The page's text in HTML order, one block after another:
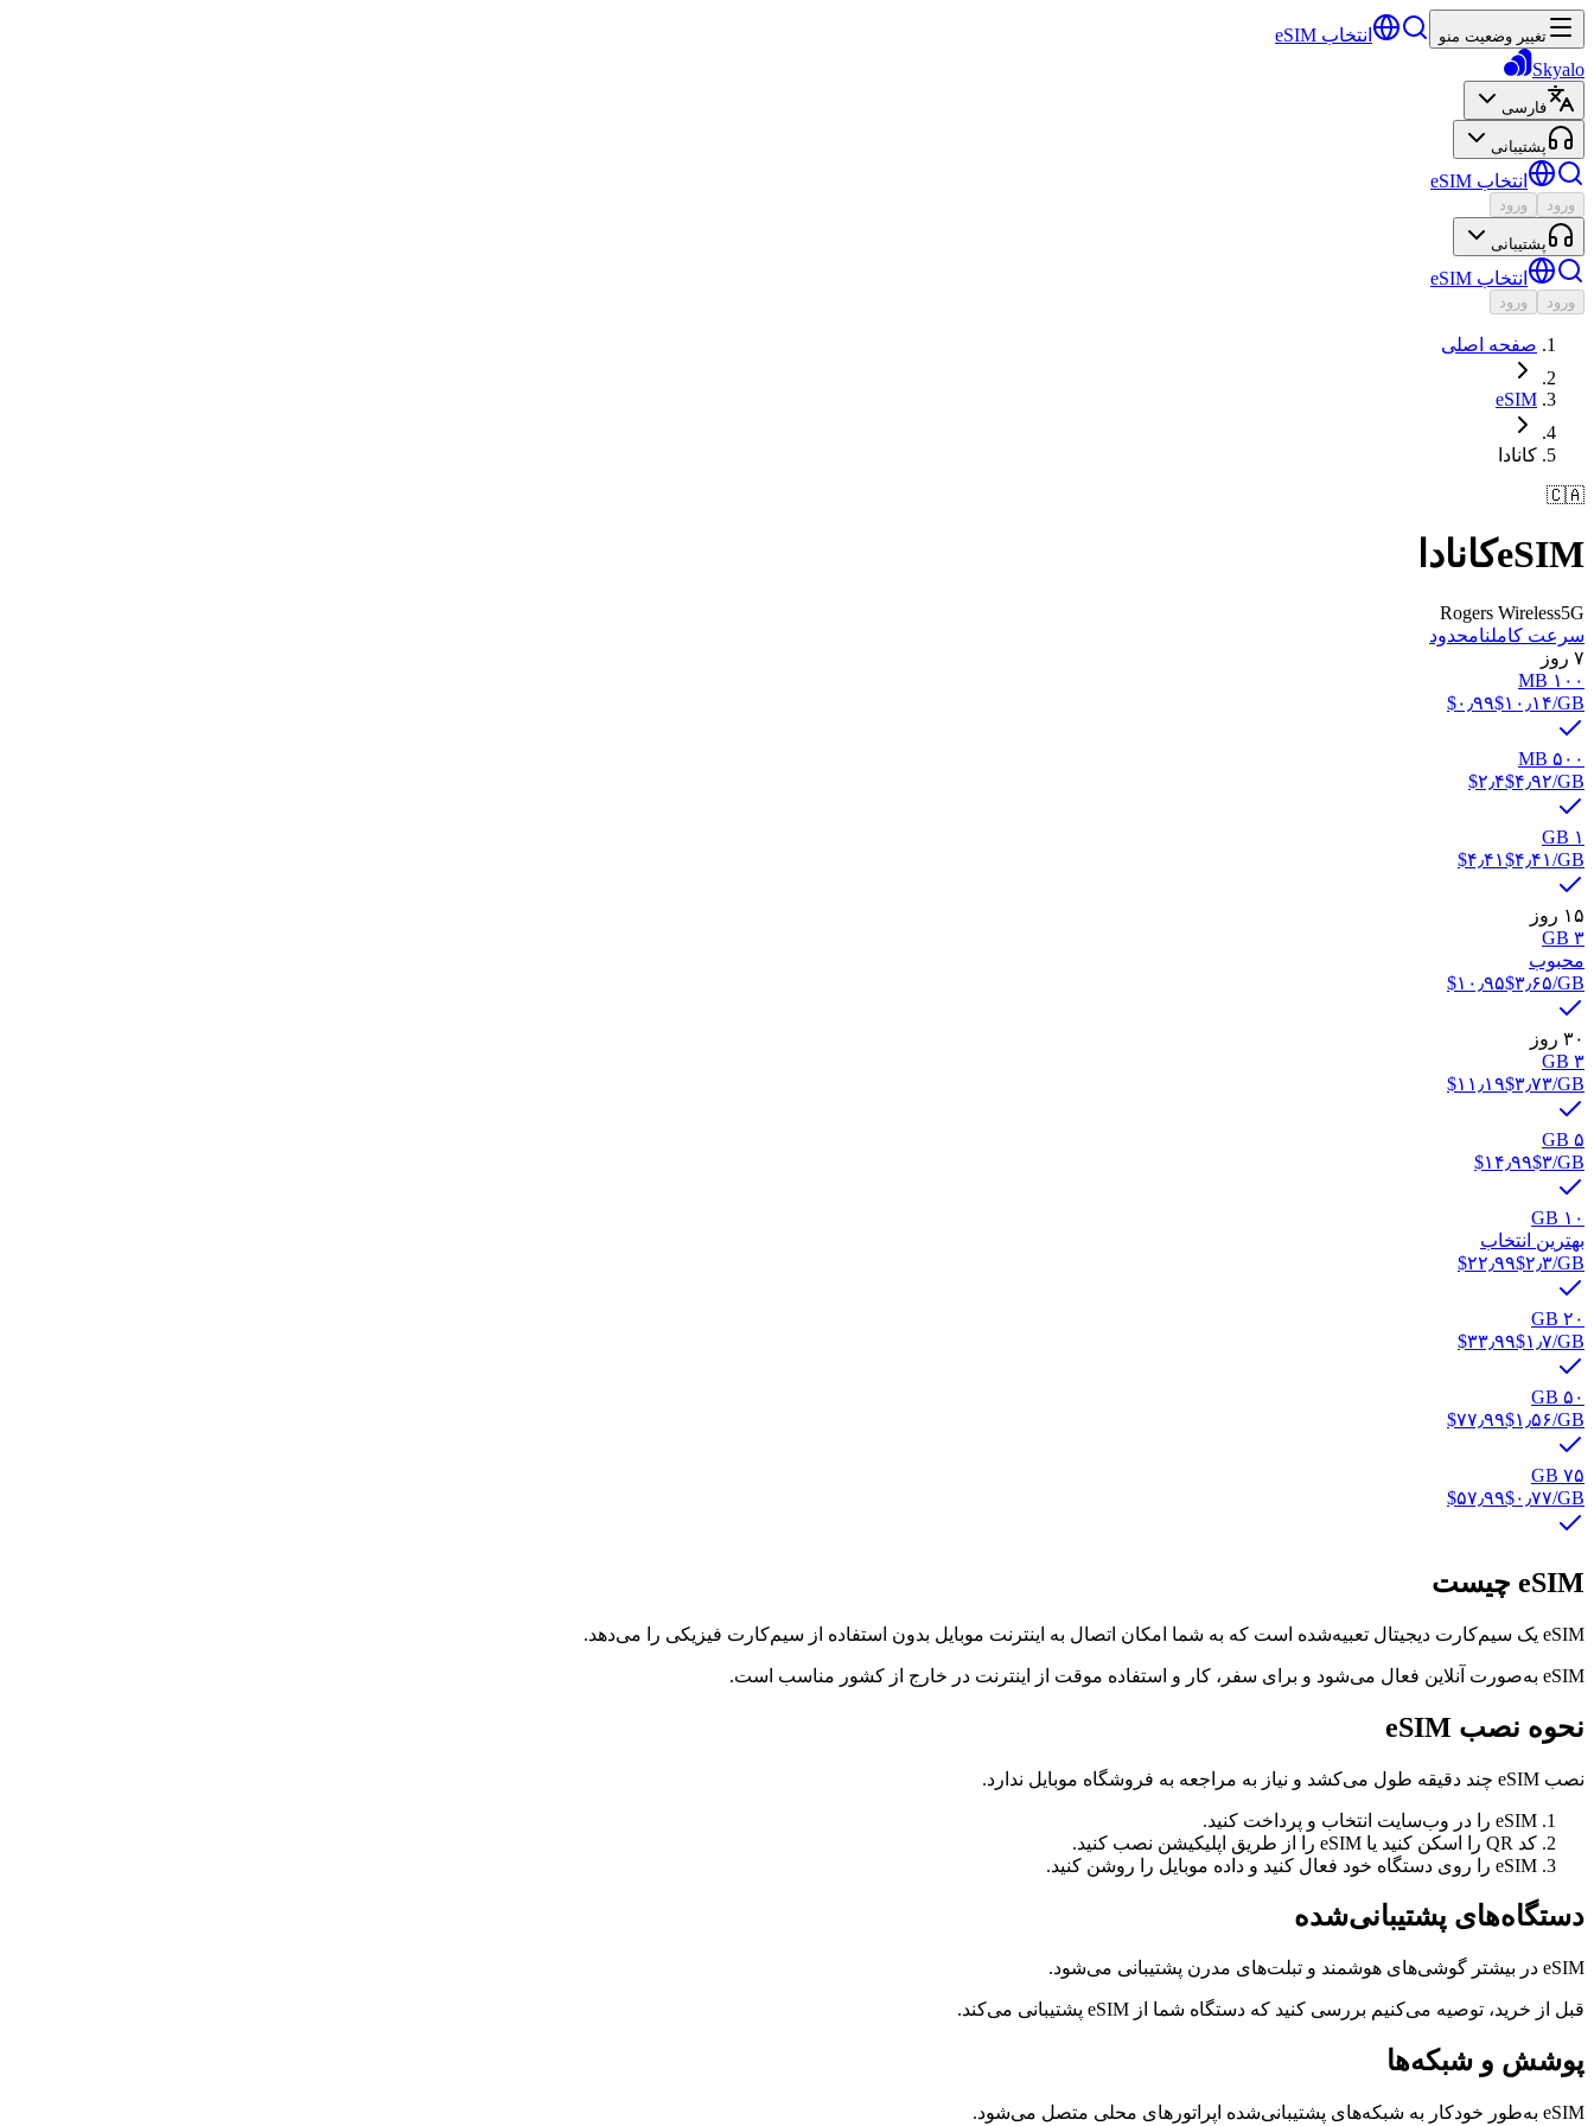
تغییر وضعیت منو
انتخاب eSIM
Skyalo
فارسی
پشتیبانی
انتخاب eSIM
ورود ورود
پشتیبانی
انتخاب eSIM
ورود ورود
صفحه اصلی
eSIM
کانادا
🇨🇦
eSIMکانادا
Rogers Wireless5G
سرعت کاملنامحدود
۷ روز
۱۰۰ MB
‎$۰٫۹۹‎$۱۰٫۱۴/GB
۵۰۰ MB
‎$۲٫۴‎$۴٫۹۲/GB
۱ GB
‎$۴٫۴۱‎$۴٫۴۱/GB
۱۵ روز
۳ GB
محبوب
‎$۱۰٫۹۵‎$۳٫۶۵/GB
۳۰ روز
۳ GB
‎$۱۱٫۱۹‎$۳٫۷۳/GB
۵ GB
‎$۱۴٫۹۹‎$۳/GB
۱۰ GB
بهترین انتخاب
‎$۲۲٫۹۹‎$۲٫۳/GB
۲۰ GB
‎$۳۳٫۹۹‎$۱٫۷/GB
۵۰ GB
‎$۷۷٫۹۹‎$۱٫۵۶/GB
۷۵ GB
‎$۵۷٫۹۹‎$۰٫۷۷/GB
eSIM چیست
eSIM یک سیم‌کارت دیجیتال تعبیه‌شده است که به شما امکان اتصال به اینترنت موبایل بدون استفاده از سیم‌کارت فیزیکی را می‌دهد.
eSIM به‌صورت آنلاین فعال می‌شود و برای سفر، کار و استفاده موقت از اینترنت در خارج از کشور مناسب است.
نحوه نصب eSIM
نصب eSIM چند دقیقه طول می‌کشد و نیاز به مراجعه به فروشگاه موبایل ندارد.
eSIM را در وب‌سایت انتخاب و پرداخت کنید.
کد QR را اسکن کنید یا eSIM را از طریق اپلیکیشن نصب کنید.
eSIM را روی دستگاه خود فعال کنید و داده موبایل را روشن کنید.
دستگاه‌های پشتیبانی‌شده
eSIM در بیشتر گوشی‌های هوشمند و تبلت‌های مدرن پشتیبانی می‌شود.
قبل از خرید، توصیه می‌کنیم بررسی کنید که دستگاه شما از eSIM پشتیبانی می‌کند.
پوشش و شبکه‌ها
eSIM به‌طور خودکار به شبکه‌های پشتیبانی‌شده اپراتورهای محلی متصل می‌شود.